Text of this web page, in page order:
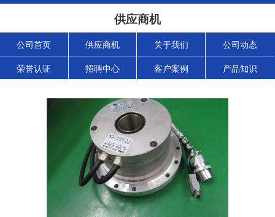
供应商机
公司首页 供应商机 关于我们 公司动态
荣誉认证 招聘中心 客户案例 产品知识